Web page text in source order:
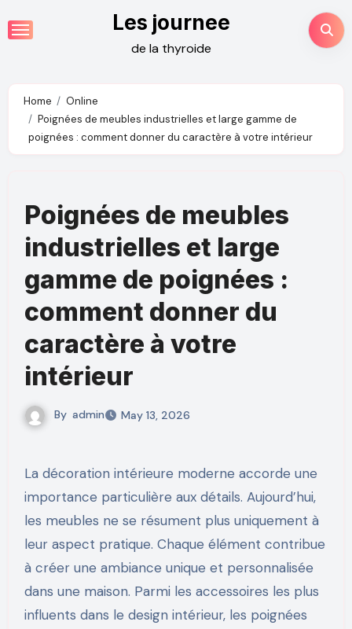
to
Les journee
de la thyroide
Home
Online
Poignées de meubles industrielles et large gamme de
poignées : comment donner du caractère à votre intérieur
Poignées de meubles
industrielles et large
gamme de poignées :
comment donner du
caractère à votre
intérieur
By admin May 13, 2026
La décoration intérieure moderne accorde une
importance particulière aux détails. Aujourd’hui,
les meubles ne se résument plus uniquement à
leur aspect pratique. Chaque élément contribue
à créer une ambiance unique et personnalisée
dans une maison. Parmi les accessoires les plus
influents dans le design intérieur, les poignées